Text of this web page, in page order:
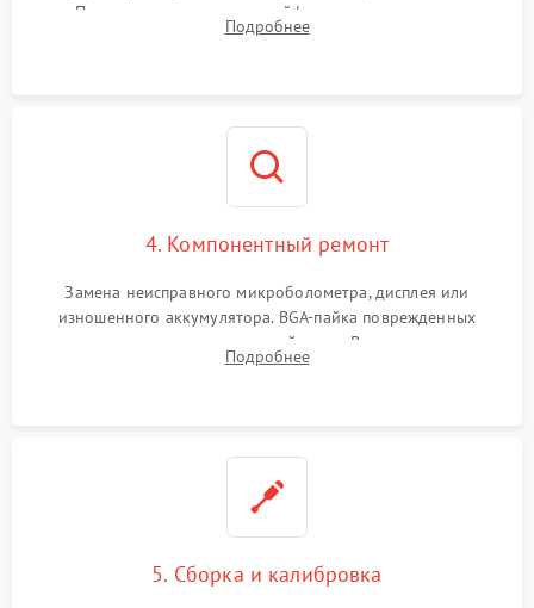
Проверка целостности шлейфов, модуля памяти и
интерфейсов связи. Выявление сгоревших SMD-компонентов
Подробнее
4. Компонентный ремонт
Замена неисправного микроболометра, дисплея или
изношенного аккумулятора. BGA-пайка поврежденных
контроллеров на материнской плате. Восстановление
разъемов и кнопок, замена поврежденных элементов
Подробнее
5. Сборка и калибровка